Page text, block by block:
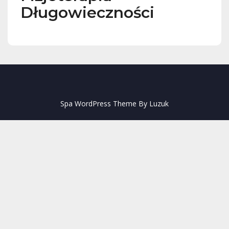
Długowieczności
Spa WordPress Theme By Luzuk